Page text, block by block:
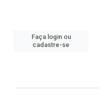
Faça login ou
cadastre-se